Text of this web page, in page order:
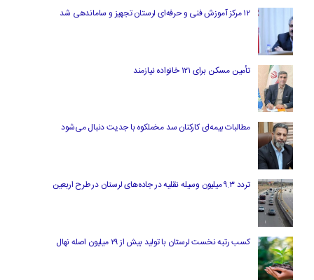
۱۲ مرکز آموزش فنی و حرفه‌ای لرستان تجهیز و ساماندهی شد
تأمین مسکن برای ۱۲۱ خانواده نیازمند
مطالبات بیمه‌ای کارکنان سد مخملکوه با جدیت دنبال می‌شود
تردد ۹.۳ میلیون وسیله نقلیه در جاده‌های لرستان در طرح اربعین
کسب رتبه نخست لرستان با تولید بیش از ۲۹ میلیون اصله نهال